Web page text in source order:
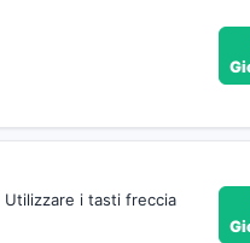
i tasti freccia